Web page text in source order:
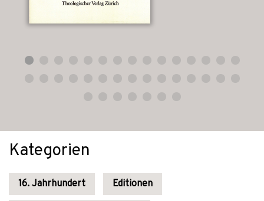
Kategorien
16. Jahrhundert Editionen